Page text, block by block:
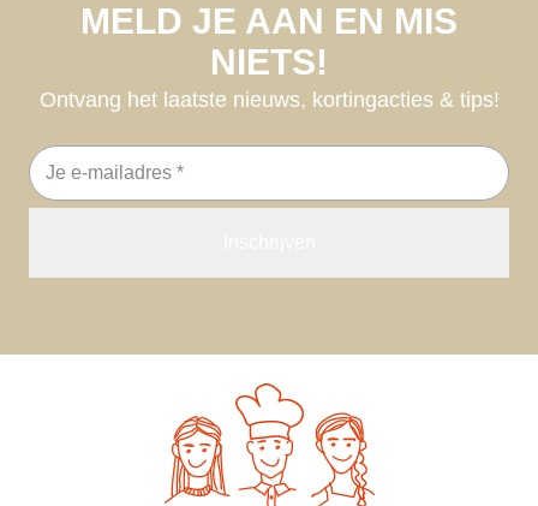
MELD JE AAN EN MIS
NIETS!
Ontvang het laatste nieuws, kortingacties & tips!
E-
mailadres